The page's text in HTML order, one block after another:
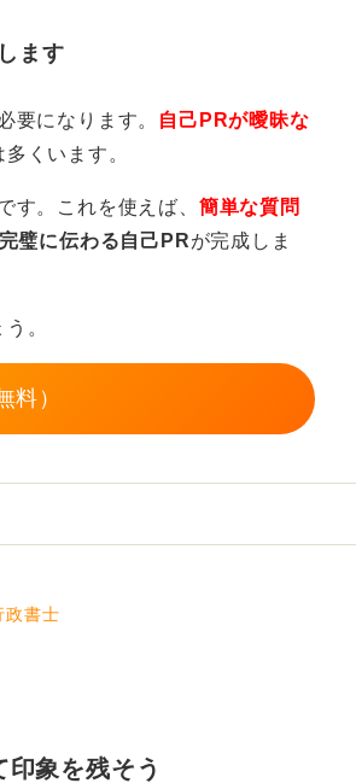
せん。
成することが多いので、まずは
でしょう。
トーリーを語っていきましょ
を組み込める点です。実際に見
立ててみてください。
ます
要になります。
自己PRが曖昧な
くいます。
す。これを使えば、 簡単な質問
璧に伝わる自己PRが完成しま
。
料）
政書士
象を残そう